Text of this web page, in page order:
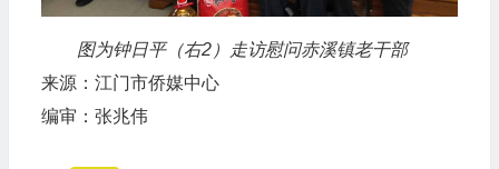
图为钟日平（右2）走访慰问赤溪镇老干部
来源：江门市侨媒中心
编审：张兆伟